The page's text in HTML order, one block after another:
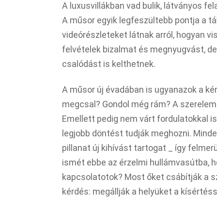
A luxusvillákban vad bulik, látványos
A műsor egyik legfeszültebb pontja a
videórészleteket látnak arról, hogyan
felvételek bizalmat és megnyugvást,
csalódást is kelthetnek.
A műsor új évadában is ugyanazok a
megcsal? Gondol még rám? A
Emellett pedig nem várt fordulatokkal
legjobb döntést tudják meghozni.
pillanat új kihívást tartogat _ így
ismét ebbe az érzelmi hullámvasútba,
kapcsolatotok? Most őket csábítják a
kérdés: megállják a helyüket a